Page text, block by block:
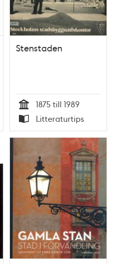
Stenstaden
Tid
1875 till 1989
Typ
Litteraturtips